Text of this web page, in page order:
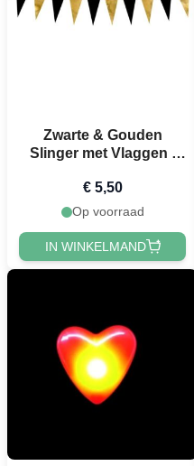
Zwarte & Gouden
Slinger met Vlaggen -
€ 5,50
Op voorraad
IN WINKELMAND